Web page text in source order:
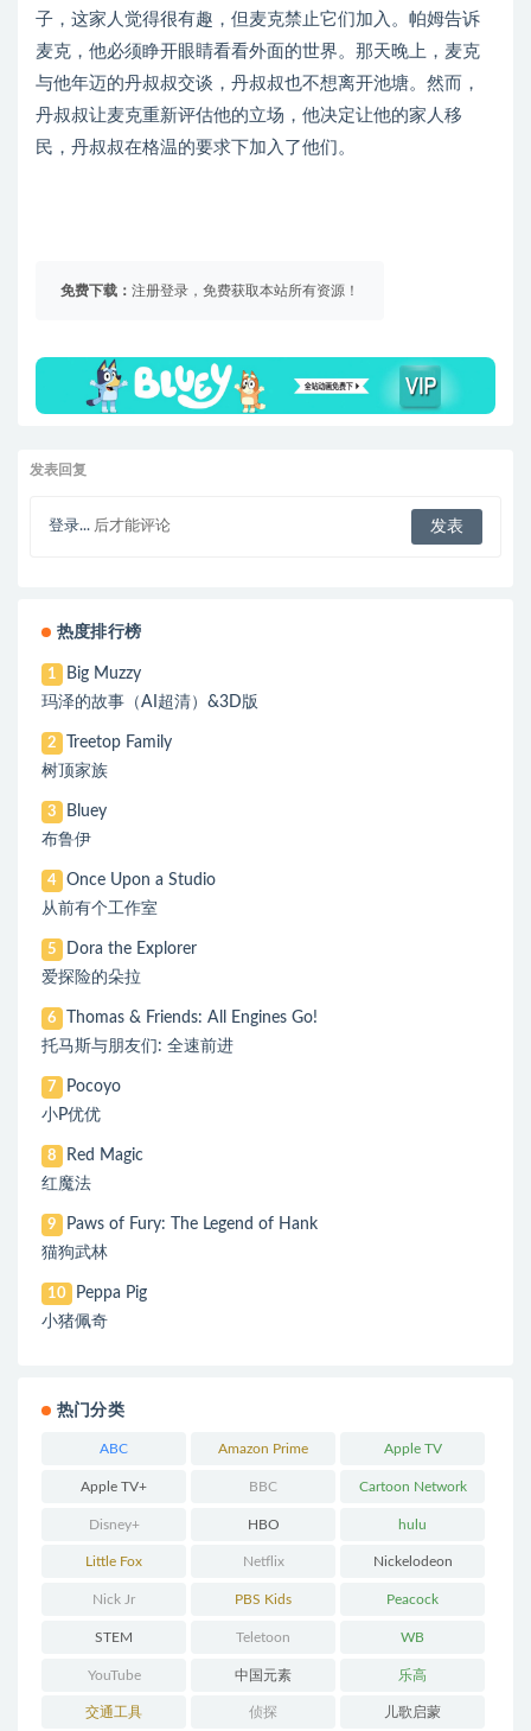
子，这家人觉得很有趣，但麦克禁止它们加入。帕姆告诉
麦克，他必须睁开眼睛看看外面的世界。那天晚上，麦克
与他年迈的丹叔叔交谈，丹叔叔也不想离开池塘。然而，
丹叔叔让麦克重新评估他的立场，他决定让他的家人移
民，丹叔叔在格温的要求下加入了他们。
免费下载： 注册登录，免费获取本站所有资源！
发表回复
登录... 后才能评论
热度排行榜
1
Big Muzzy
玛泽的故事（AI超清）&3D版
2
Treetop Family
树顶家族
3
Bluey
布鲁伊
4
Once Upon a Studio
从前有个工作室
5
Dora the Explorer
爱探险的朵拉
6
Thomas & Friends: All Engines Go!
托马斯与朋友们: 全速前进
7
Pocoyo
小P优优
8
Red Magic
红魔法
9
Paws of Fury: The Legend of Hank
猫狗武林
10
Peppa Pig
小猪佩奇
热门分类
ABC Amazon Prime Apple TV
Apple TV+ BBC Cartoon Network
Disney+ HBO hulu
Little Fox Netflix Nickelodeon
Nick Jr PBS Kids Peacock
STEM Teletoon WB
YouTube 中国元素 乐高
交通工具 侦探 儿歌启蒙